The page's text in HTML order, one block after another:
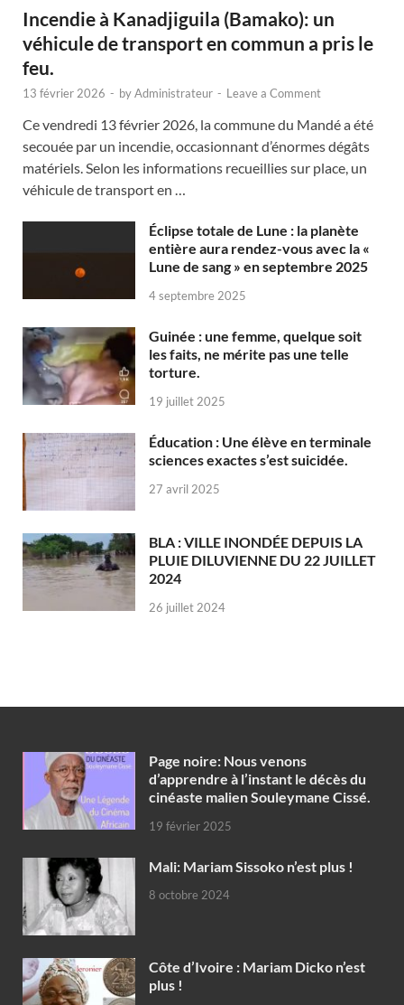
Incendie à Kanadjiguila (Bamako): un
véhicule de transport en commun a pris le
feu.
13 février 2026 - byAdministrateur - Leave a Comment
Ce vendredi 13 février 2026, la commune du Mandé a été
secouée par un incendie, occasionnant d’énormes dégâts
matériels. Selon les informations recueillies sur place, un
véhicule de transport en …
Éclipse totale de Lune : la planète
entière aura rendez-vous avec la «
Lune de sang » en septembre 2025
4 septembre 2025
Guinée : une femme, quelque soit
les faits, ne mérite pas une telle
torture.
19 juillet 2025
Éducation : Une élève en terminale
sciences exactes s’est suicidée.
27 avril 2025
BLA : VILLE INONDÉE DEPUIS LA
PLUIE DILUVIENNE DU 22 JUILLET
2024
26 juillet 2024
Page noire: Nous venons
d’apprendre à l’instant le décès du
cinéaste malien Souleymane Cissé.
19 février 2025
Mali: Mariam Sissoko n’est plus !
8 octobre 2024
Côte d’Ivoire : Mariam Dicko n’est
plus !